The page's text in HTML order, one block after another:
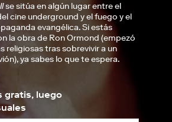
se sitúa en algún lugar entre el
cine underground y el fuego y el
evangélica. Si estás
la obra de Ron Ormond (empezó
religiosas tras sobrevivir a un
ya sabes lo que te espera.
gratis, luego